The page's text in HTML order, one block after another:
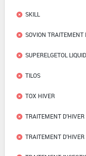
SKILL
SOVION TRAITEMENT
SUPERELGETOL
TILOS
TOX HIVER
TRAITEMENT D'HIVER
TRAITEMENT